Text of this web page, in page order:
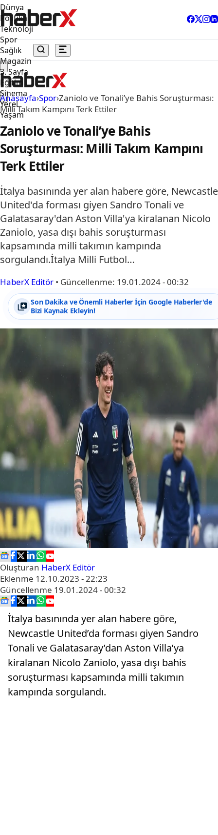
Dünya
Politika
Teknoloji
Spor
Sağlık
Magazin
3. Sayfa
Eğitim
Sinema
Yerel
Yaşam
Anasayfa›Spor›Zaniolo ve Tonali’ye Bahis Soruşturması:
Milli Takım Kampını Terk Ettiler
Zaniolo ve Tonali’ye Bahis
Soruşturması: Milli Takım Kampını
Terk Ettiler
İtalya basınında yer alan habere göre, Newcastle
United'da forması giyen Sandro Tonali ve
Galatasaray'dan Aston Villa'ya kiralanan Nicolo
Zaniolo, yasa dışı bahis soruşturması
kapsamında milli takımın kampında
sorgulandı.İtalya Milli Futbol…
HaberX Editör • Güncellenme: 19.01.2024 - 00:32
Son Dakika ve Önemli Haberler İçin Google Haberler'de
Bizi Kaynak Ekleyin!
Oluşturan HaberX Editör
Eklenme 12.10.2023 - 22:23
Güncellenme 19.01.2024 - 00:32
İtalya basınında yer alan habere göre,
Newcastle United’da forması giyen Sandro
Tonali ve Galatasaray’dan Aston Villa’ya
kiralanan Nicolo Zaniolo, yasa dışı bahis
soruşturması kapsamında milli takımın
kampında sorgulandı.